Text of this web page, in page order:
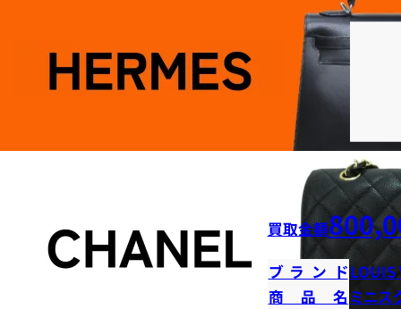
買取金額
ブランドLOUIS
商品名 ミニス